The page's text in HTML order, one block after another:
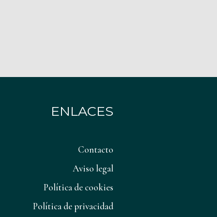
ENLACES
Contacto
Aviso legal
Política de cookies
Política de privacidad